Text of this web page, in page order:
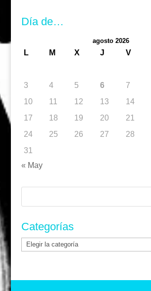
Día de…
agosto 2026
L M X J V
3
4 5 6 7
10
11 12 13 14
17
18 19 20 21
24
25 26 27 28
31
« May
Categorías
Categorías